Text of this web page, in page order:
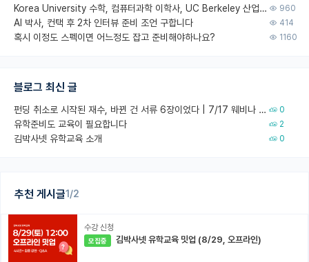
추천 게시글1/2
수강 신청
모집중 김박사넷 유학교육 밋업 (8/29, 오프라인)
Korea University 수학, 컴퓨터과학 이학사, UC Berkeley 산업공학 대학원 공학박사가 되는 것은 쉽지 않겠죠? 960
AI 박사, 컨택 후 2차 인터뷰 준비 조언 구합니다 414
혹시 이정도 스펙이면 어느정도 잡고 준비해야하나요? 1160
블로그 최신 글
펀딩 취소로 시작된 재수, 바뀐 건 서류 6장이었다 | 7/17 웨비나 회고 0
유학준비도 교육이 필요합니다 2
김박사넷 유학교육 소개 0